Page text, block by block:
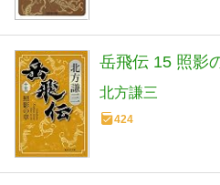
岳飛伝 15 照影
北方謙三
424